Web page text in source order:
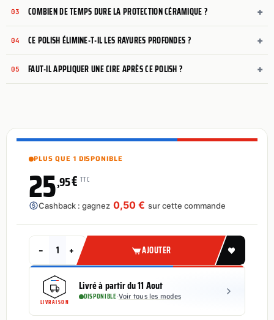
03 COMBIEN DE TEMPS DURE LA PROTECTION CÉRAMIQUE ? +
04 CE POLISH ÉLIMINE-T-IL LES RAYURES PROFONDES ? +
05 FAUT-IL APPLIQUER UNE CIRE APRÈS CE POLISH ? +
PLUS QUE 1 DISPONIBLE
25,95€ TTC
Cashback : gagnez 0,50 € sur cette commande
− + AJOUTER
LIVRAISON
Livré à partir du 11 Aout
DISPONIBLE·Voir tous les modes